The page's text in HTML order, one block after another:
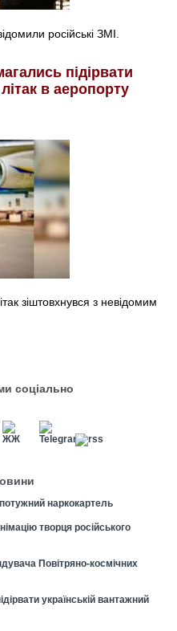
російські ЗМІ.
підірвати
в аеропорту
зіштовхнувся з невідомим
соціально
наркокартель
творця російського
Повітряно-космічних
українській вантажний